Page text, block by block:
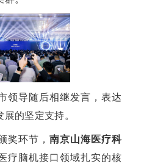
领导随后相继发言，表达
的坚定支持。
奖环节，南京山海医疗科
疗脑机接口领域扎实的核